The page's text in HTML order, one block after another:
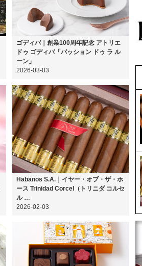
ゴディバ｜創業100周年記念 アトリエ
ドゥ ゴディバ「パッション ドゥ ラ ル
ーン」
2026-03-03
Habanos S.A.｜イヤー・オブ・ザ・ホ
ース Trinidad Corcel（トリニダ コルセ
ル …
2026-02-03